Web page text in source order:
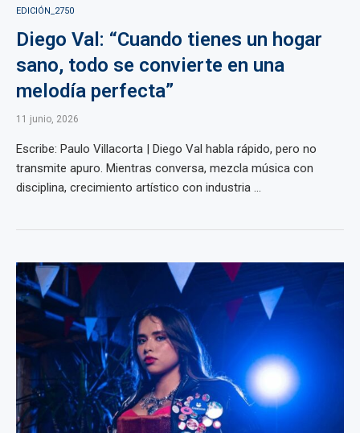
EDICIÓN_2750
Diego Val: “Cuando tienes un hogar
sano, todo se convierte en una
melodía perfecta”
11 junio, 2026
Escribe: Paulo Villacorta | Diego Val habla rápido, pero no
transmite apuro. Mientras conversa, mezcla música con
disciplina, crecimiento artístico con industria ...